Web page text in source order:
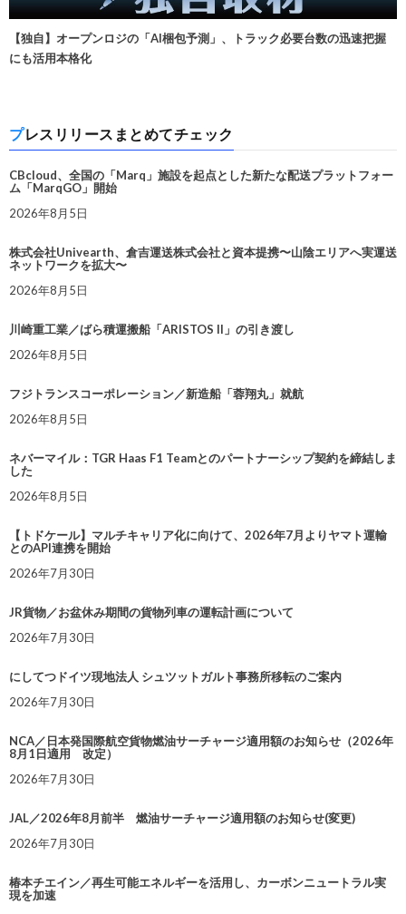
【独自】オープンロジの「AI梱包予測」、トラック必要台数の迅速把握
にも活用本格化
プレスリリースまとめてチェック
CBcloud、全国の「Marq」施設を起点とした新たな配送プラットフォー
ム「MarqGO」開始
2026年8月5日
株式会社Univearth、倉吉運送株式会社と資本提携〜山陰エリアへ実運送
ネットワークを拡大〜
2026年8月5日
川崎重工業／ばら積運搬船「ARISTOS II」の引き渡し
2026年8月5日
フジトランスコーポレーション／新造船「蓉翔丸」就航
2026年8月5日
ネバーマイル：TGR Haas F1 Teamとのパートナーシップ契約を締結しま
した
2026年8月5日
【トドケール】マルチキャリア化に向けて、2026年7月よりヤマト運輸
とのAPI連携を開始
2026年7月30日
JR貨物／お盆休み期間の貨物列車の運転計画について
2026年7月30日
にしてつドイツ現地法人 シュツットガルト事務所移転のご案内
2026年7月30日
NCA／日本発国際航空貨物燃油サーチャージ適用額のお知らせ（2026年
8月1日適用 改定）
2026年7月30日
JAL／2026年8月前半 燃油サーチャージ適用額のお知らせ(変更)
2026年7月30日
椿本チエイン／再生可能エネルギーを活用し、カーボンニュートラル実
現を加速